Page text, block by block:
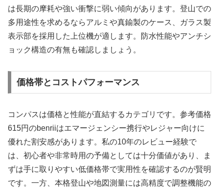
は長期の摩耗や強い衝撃に弱い傾向があります。登山での
多用途性を求めるならアルミや真鍮製のケース、ガラス製
表示部を採用した上位機が適します。防水性能やアンチシ
ョック構造の有無も確認しましょう。
価格帯とコストパフォーマンス
コンパスは価格と性能が直結するカテゴリです。参考価格
615円のbenriiはエマージェンシー携行やレジャー向けに
優れた割安感があります。私の10年のレビュー経験で
は、初心者や非常時用の予備としては十分価値があり、ま
ずは手に取りやすい低価格帯で実用性を確認するのが賢明
です。一方、本格登山や地図測量には高精度で調整機能の